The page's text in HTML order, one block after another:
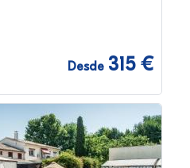
Desde 315 €